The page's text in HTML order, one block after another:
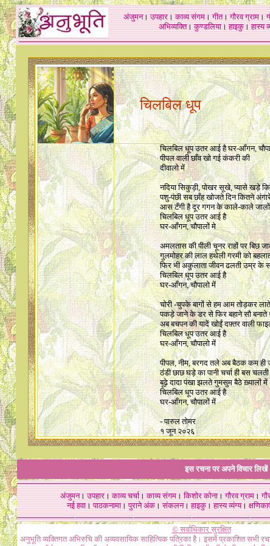
अंजुमन।उपहार।काव्य संगम।गीत।गौरव ग्राम।
अभिव्यक्ति।कुण्डलिया।हाइकु।हास्य
चिलबिल धूप
चिलबिल धूप उतर आई है घर-आँगन,
पीपल वाली छाँव खो गई कंकरी की
दीवालो में
नदिया सिकुड़ी, पोखर सूखे, प्यासे खड़े
पशु-पंछी सब छाँह खोजते दिन कितने
आस टँगी है दूर गगन के काले-काले
चिलबिल धूप उतर आई है
घर-आँगन, चौपालों मे
अमलतास की पीली चूनर राहों पर बिछ
गुलमोहर की लाल हथेली गरमी को
फिर भी अकुलाता जीवन ढलती उम्र के
चिलबिल धूप उतर आई है
घर-आँगन, चौपालो में
चोरी -चुपके बागों से हम आम तोड़कर
पकड़े जाने के डर से फिर बहाने सौ बनाते
अब बचपन की यादें खोईं दफ़्तर वाली
चिलबिल धूप उतर आई है
घर-आँगन, चौपालो में
पीपल, नीम, बरगद तले अब बैठक कम ही
ठंडी छाछ घड़े का पानी चर्चा ही बस चलती
बूढ़े दादा पंखा झलते गुमसुम बैठे ख़्यालों में
चिलबिल धूप उतर आई है
घर-आँगन, चौपालों में
- पारुल तोमर
१ जून २०२६
इस रचना पर अपने विचार लिखें
अंजुमन।उपहार।काव्य चर्चा।काव्य संगम।किशोर कोना।गौरव ग्राम।
नई हवा। पाठकनामा। पुराने अंक। संकलन। हाइकु। हास्य व्यंग्य।
© सर्वाधिकार सुरक्षित
अनुभूति व्यक्तिगत अभिरुचि की अव्यवसायिक साहित्यिक पत्रिका है। इसमें प्रकाशित सभी